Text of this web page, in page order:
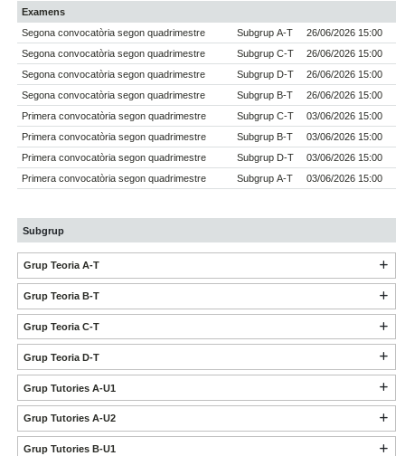
Examens
Segona convocatòria segon quadrimestre
Subgrup A-T
26/06/2026 15:00
Segona convocatòria segon quadrimestre
Subgrup C-T
26/06/2026 15:00
Segona convocatòria segon quadrimestre
Subgrup D-T
26/06/2026 15:00
Segona convocatòria segon quadrimestre
Subgrup B-T
26/06/2026 15:00
Primera convocatòria segon quadrimestre
Subgrup C-T
03/06/2026 15:00
Primera convocatòria segon quadrimestre
Subgrup B-T
03/06/2026 15:00
Primera convocatòria segon quadrimestre
Subgrup D-T
03/06/2026 15:00
Primera convocatòria segon quadrimestre
Subgrup A-T 03/06/2026 15:00
Subgrup
Grup Teoria A-T
Grup Teoria B-T
Grup Teoria C-T
Grup Teoria D-T
Grup Tutories A-U1
Grup Tutories A-U2
Grup Tutories B-U1